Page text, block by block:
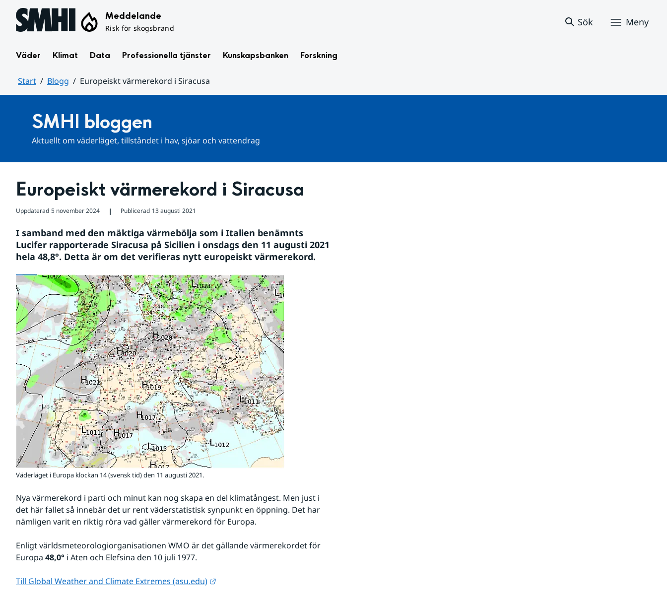
Hoppa till sidans innehåll Meddelande
Risk för skogsbrand
Sök Meny
Väder Klimat Data Professionella tjänster Kunskapsbanken Forskning
Start Blogg
Europeiskt värmerekord i Siracusa
SMHI bloggen
Aktuellt om väderläget, tillståndet i hav, sjöar och vattendrag
Europeiskt värmerekord i Siracusa
Uppdaterad 5 november 2024 ❘ Publicerad 13 augusti 2021
I samband med den mäktiga värmebölja som i Italien benämnts
Lucifer rapporterade Siracusa på Sicilien i onsdags den 11 augusti 2021
hela 48,8°. Detta är om det verifieras nytt europeiskt värmerekord.
Väderläget i Europa klockan 14 (svensk tid) den 11 augusti 2021.
Nya värmerekord i parti och minut kan nog skapa en del klimatångest. Men just i
det här fallet så innebär det ur rent väderstatistisk synpunkt en öppning. Det har
nämligen varit en riktig röra vad gäller värmerekord för Europa.
Enligt världsmeteorologiorganisationen WMO är det gällande värmerekordet för
Europa 48,0° i Aten och Elefsina den 10 juli 1977.
Till Global Weather and Climate Extremes (asu.edu)